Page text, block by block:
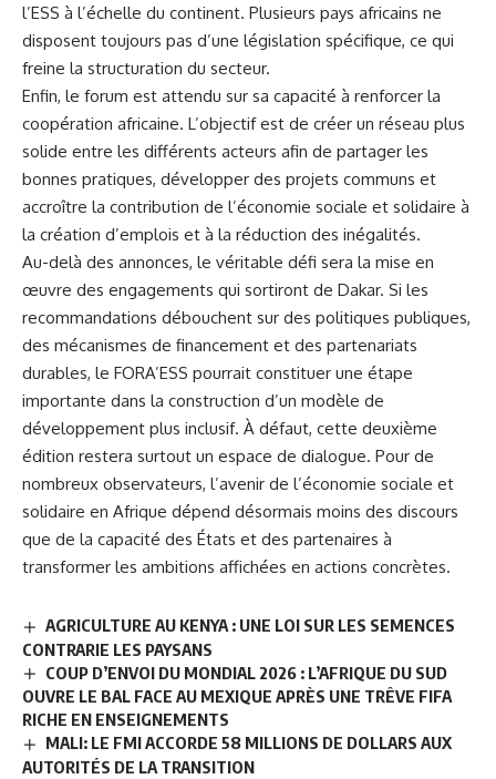
l’ESS à l’échelle du continent. Plusieurs pays africains ne
disposent toujours pas d’une législation spécifique, ce qui
freine la structuration du secteur.
Enfin, le forum est attendu sur sa capacité à renforcer la
coopération africaine. L’objectif est de créer un réseau plus
solide entre les différents acteurs afin de partager les
bonnes pratiques, développer des projets communs et
accroître la contribution de l’économie sociale et solidaire à
la création d’emplois et à la réduction des inégalités.
Au-delà des annonces, le véritable défi sera la mise en
œuvre des engagements qui sortiront de Dakar. Si les
recommandations débouchent sur des politiques publiques,
des mécanismes de financement et des partenariats
durables, le FORA’ESS pourrait constituer une étape
importante dans la construction d’un modèle de
développement plus inclusif. À défaut, cette deuxième
édition restera surtout un espace de dialogue. Pour de
nombreux observateurs, l’avenir de l’économie sociale et
solidaire en Afrique dépend désormais moins des discours
que de la capacité des États et des partenaires à
transformer les ambitions affichées en actions concrètes.
AGRICULTURE AU KENYA : UNE LOI SUR LES SEMENCES
CONTRARIE LES PAYSANS
COUP D’ENVOI DU MONDIAL 2026 : L’AFRIQUE DU SUD
OUVRE LE BAL FACE AU MEXIQUE APRÈS UNE TRÊVE FIFA
RICHE EN ENSEIGNEMENTS
MALI: LE FMI ACCORDE 58 MILLIONS DE DOLLARS AUX
AUTORITÉS DE LA TRANSITION